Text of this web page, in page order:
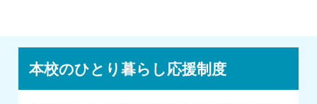
本校のひとり暮らし応援制度